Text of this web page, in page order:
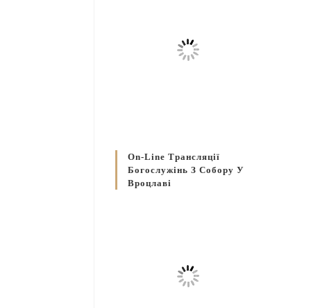
On-Line Трансляції
Богослужінь З Собору У
Вроцлаві